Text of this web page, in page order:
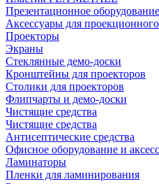
Презентационное оборудование
Аксессуары для
Проекторы
Экраны
Стеклянные демо-доски
Кронштейны для проекторов
Столики для проекторов
Флипчарты и демо-доски
Чистящие средства
Чистящие средства
Антисептические средства
Офисное оборудование и
Ламинаторы
Пленки для ламинирования